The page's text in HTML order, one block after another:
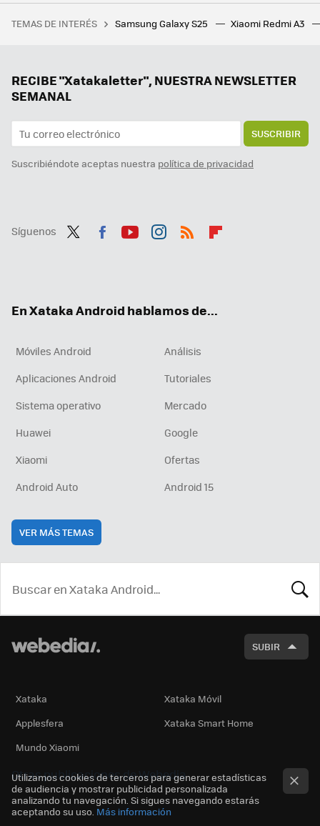
111 ofertas de Google Play: aplicaciones y juegos gratis y con grandes descuentos por poco tiempo
Tener tu DualSense cargado en menos de tres horas es posible con este económico y elegante dispositivo
TEMAS DE INTERÉS Samsung Galaxy S25 Xiaomi Redmi A3
RECIBE "Xatakaletter", NUESTRA NEWSLETTER
SEMANAL
SUSCRIBIR
Suscribiéndote aceptas nuestra política de privacidad
Síguenos
En Xataka Android hablamos de...
Móviles Android
Análisis
Aplicaciones Android
Tutoriales
Sistema operativo
Mercado
Huawei
Google
Xiaomi
Ofertas
Android Auto
Android 15
VER MÁS TEMAS
SUBIR
Xataka
Xataka Móvil
Applesfera
Xataka Smart Home
Mundo Xiaomi
Otras publicaciones de Webedia
Utilizamos cookies de terceros para generar estadísticas
de audiencia y mostrar publicidad personalizada
analizando tu navegación. Si sigues navegando estarás
aceptando su uso. Más información